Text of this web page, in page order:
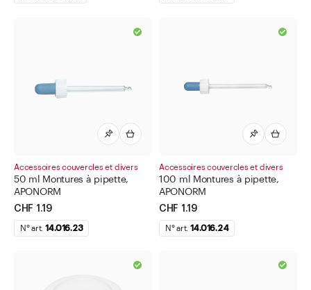
Accessoires couvercles et divers
50 ml Montures à pipette,
APONORM
CHF 1.19
N° art. 14.016.23
Accessoires couvercles et divers
100 ml Montures à pipette,
APONORM
CHF 1.19
N° art. 14.016.24